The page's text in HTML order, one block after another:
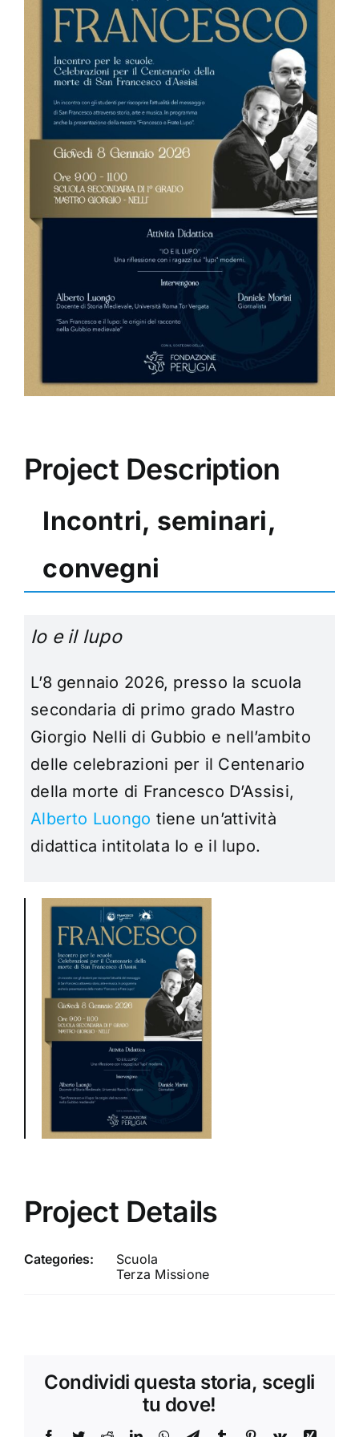
Image
Project Description
Incontri, seminari,
convegni
Io e il lupo
L’8 gennaio 2026, presso la scuola
secondaria di primo grado Mastro
Giorgio Nelli di Gubbio e nell’ambito
delle celebrazioni per il Centenario
della morte di Francesco D’Assisi,
Alberto Luongo tiene un’attività
didattica intitolata Io e il lupo.
Project Details
Categories:
Scuola
Terza Missione
Condividi questa storia, scegli
tu dove!